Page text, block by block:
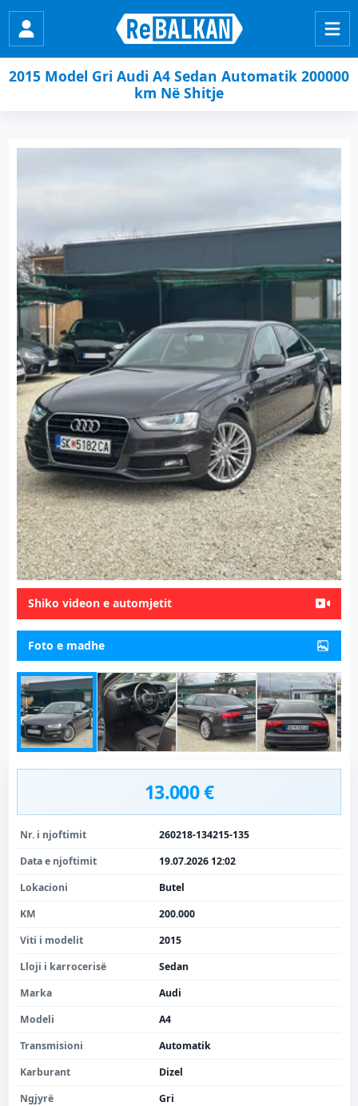
2015 Model Gri Audi A4 Sedan Automatik 200000
km Në Shitje
Shiko videon e automjetit
Foto e madhe
13.000 €
Nr. i njoftimit
260218-134215-135
Data e njoftimit
19.07.2026 12:02
Lokacioni
Butel
KM
200.000
Viti i modelit
2015
Lloji i karrocerisë
Sedan
Marka
Audi
Modeli
A4
Transmisioni
Automatik
Karburant
Dizel
Ngjyrë
Gri